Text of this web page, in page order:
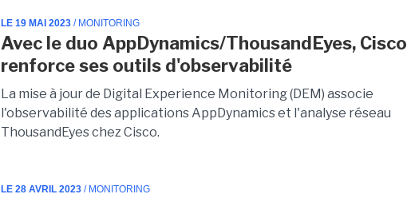
LE 19 MAI 2023 / MONITORING
Avec le duo AppDynamics/ThousandEyes, Cisco
renforce ses outils d'observabilité
La mise à jour de Digital Experience Monitoring (DEM) associe
l'observabilité des applications AppDynamics et l'analyse réseau
ThousandEyes chez Cisco.
LE 28 AVRIL 2023 / MONITORING